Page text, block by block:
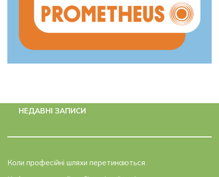
НЕДАВНІ ЗАПИСИ
Коли професійні шляхи перетинаються